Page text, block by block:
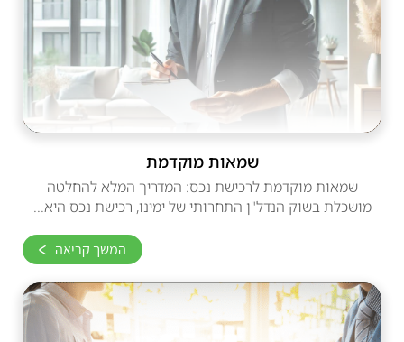
שמאות מוקדמת
שמאות מוקדמת לרכישת נכס: המדריך המלא להחלטה
מושכלת בשוק הנדל"ן התחרותי של ימינו, רכישת נכס היא...
המשך קריאה